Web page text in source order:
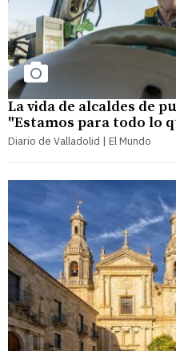
La vida de alcaldes de
"Estamos para todo lo
Diario de Valladolid | El Mundo